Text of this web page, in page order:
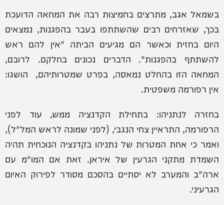
בשמאל אגב, מתרצים בחמיצות רבה את המחאה הדועכת
בכך, שאזרחים רבים שהשתתפו בעבר בהפגנות, נמצאים
היום בחזית וכאשר הם מגיעים הביתה "אין להם ראש
להשתתף בהפגנות". הדברים נכונים בחלקם. לרובם,
המחאה הזו בהחלט נמאסה, בפרט שמטרותיהם, הושגו:
אין רפורמה משפטית.
בחזרה לנתניהו: בתחילת הקדנציה ממש, עוד לפני
הרפורמה, התראיין צחי הנגבי, (לפני שמונה לראש המל"ל),
ואמר כי אחת המטרות של נתניהו בקדנציה הנוכחית תהיה
השמדת מתקני הגרעין של איראן. זאת אם המו"מ עם
ארה"ב והמערב לא יסתיים בהסכם מסודר לפירוק האיום
הגרעיני.